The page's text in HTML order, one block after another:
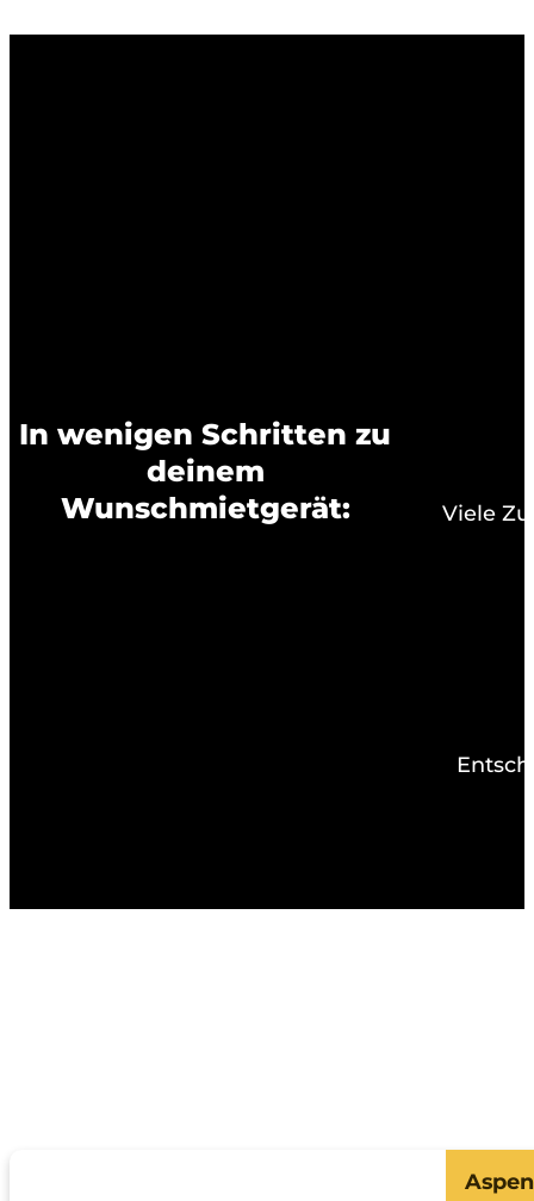
In wenigen Schritten zu
deinem
Wunschmietgerät:
Viele